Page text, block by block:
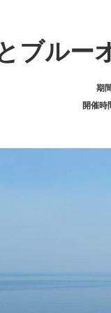
ブルー
期
開催時